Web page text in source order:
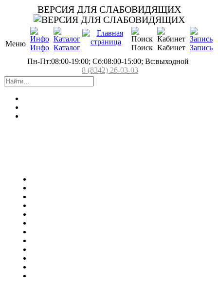
ВЕРСИЯ ДЛЯ СЛАБОВИДЯЩИХ
Меню Инфо Каталог Поиск Кабинет Запись
Пн-Пт:08:00-19:00; Сб:08:00-15:00; Вс:выходной
8 (8342) 26-03-03